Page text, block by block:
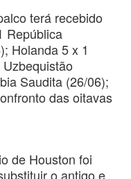
terá recebido
República
Holanda 5 x 1
Saudita (26/06);
das oitavas
de Houston foi
o antigo e